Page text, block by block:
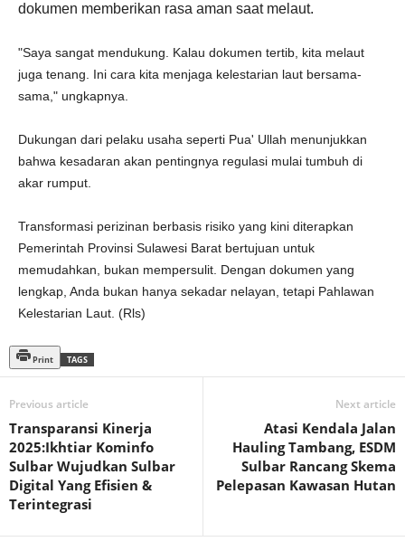
dokumen memberikan rasa aman saat melaut.
"Saya sangat mendukung. Kalau dokumen tertib, kita melaut
juga tenang. Ini cara kita menjaga kelestarian laut bersama-
sama," ungkapnya.
Dukungan dari pelaku usaha seperti Pua' Ullah menunjukkan
bahwa kesadaran akan pentingnya regulasi mulai tumbuh di
akar rumput.
Transformasi perizinan berbasis risiko yang kini diterapkan
Pemerintah Provinsi Sulawesi Barat bertujuan untuk
memudahkan, bukan mempersulit. Dengan dokumen yang
lengkap, Anda bukan hanya sekadar nelayan, tetapi Pahlawan
Kelestarian Laut. (Rls)
Print TAGS
Previous article
Transparansi Kinerja
2025:Ikhtiar Kominfo
Sulbar Wujudkan Sulbar
Digital Yang Efisien &
Terintegrasi
Next article
Atasi Kendala Jalan
Hauling Tambang, ESDM
Sulbar Rancang Skema
Pelepasan Kawasan Hutan